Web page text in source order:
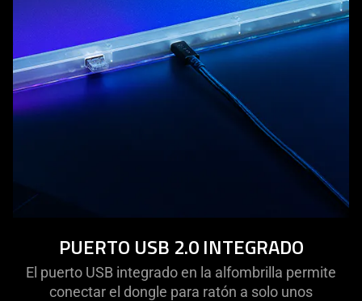
not
provide
additional
information.
PUERTO USB 2.0 INTEGRADO
El puerto USB integrado en la alfombrilla permite
conectar el dongle para ratón a solo unos